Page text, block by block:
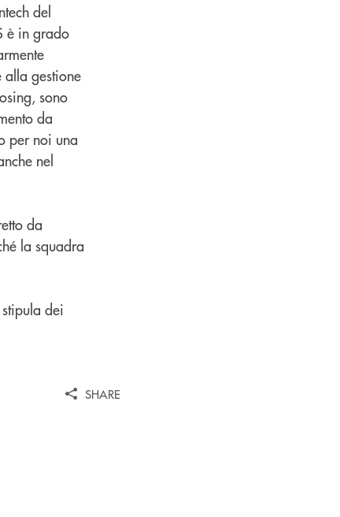
del
è in grado
alla gestione
sono
da
per noi una
nel
da
la squadra
dei
SHARE